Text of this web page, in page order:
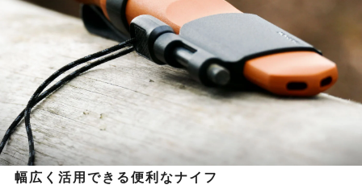
幅広く活用できる便利なナイフ